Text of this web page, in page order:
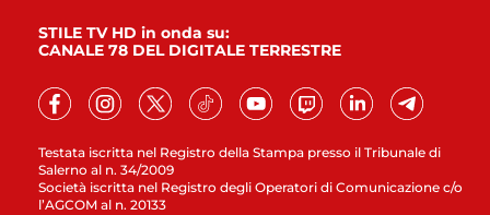
Testata iscritta nel Registro della Stampa presso il Tribunale di
Salerno al n. 34/2009
Società iscritta nel Registro degli Operatori di Comunicazione c/o
l’AGCOM al n. 20133
STILE TV HD in onda su:
CANALE 78 DEL DIGITALE TERRESTRE